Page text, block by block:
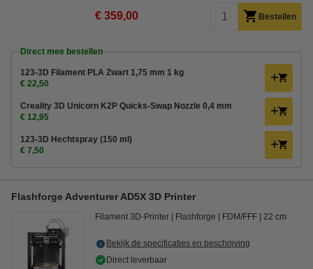
€ 359,00 Bestellen
Direct mee bestellen
123-3D Filament PLA Zwart 1,75 mm 1 kg
€ 22,50
Creality 3D Unicorn K2P Quicks-Swap Nozzle 0,4 mm
€ 12,95
123-3D Hechtspray (150 ml)
€ 7,50
Flashforge Adventurer AD5X 3D Printer
Filament 3D-Printer Flashforge FDM/FFF 22 cm
Bekijk de specificaties en beschrijving
Direct leverbaar